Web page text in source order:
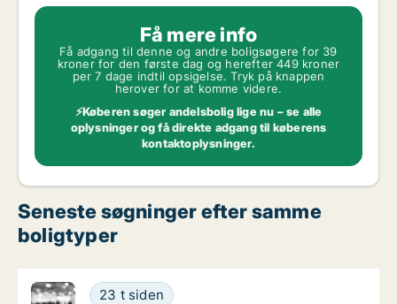
Få mere info
Få adgang til denne og andre boligsøgere for 39
kroner for den første dag og herefter 449 kroner
per 7 dage indtil opsigelse. Tryk på knappen
herover for at komme videre.
⚡Køberen søger andelsbolig lige nu – se alle
oplysninger og få direkte adgang til køberens
kontaktoplysninger.
Seneste søgninger efter samme
boligtyper
Jeg søger andelsbolig i Hellerup
23 t siden